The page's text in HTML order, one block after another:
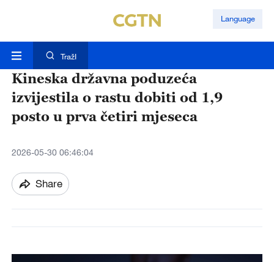
Language
TražI
Kineska državna poduzeća
izvijestila o rastu dobiti od 1,9
posto u prva četiri mjeseca
2026-05-30 06:46:04
Share